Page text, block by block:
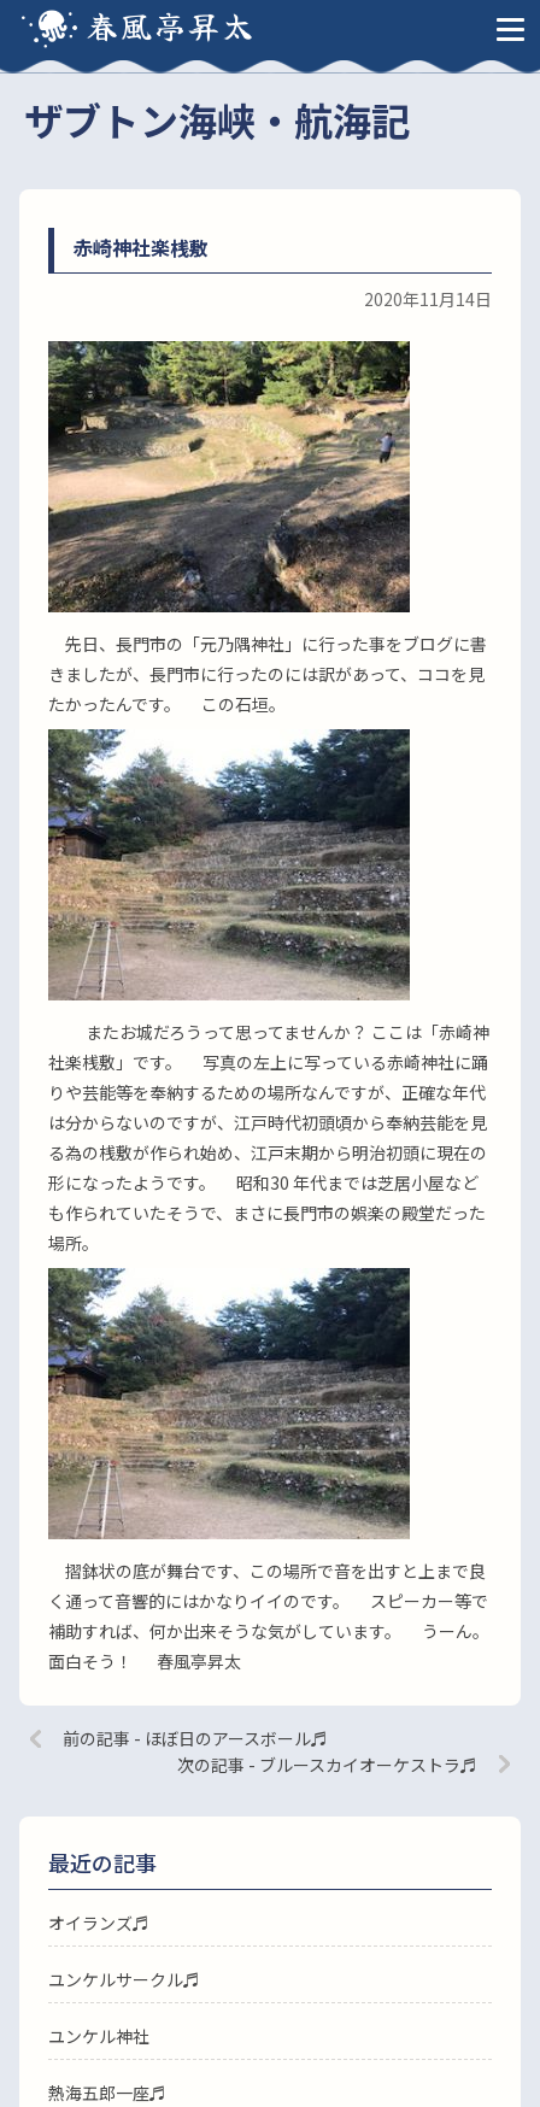
春風亭昇太
ザブトン海峡・航海記
赤崎神社楽桟敷
2020年11月14日
先日、長門市の「元乃隅神社」に行った事をブログに書
きましたが、長門市に行ったのには訳があって、ココを見
たかったんです。 この石垣。
またお城だろうって思ってませんか？ ここは「赤崎神
社楽桟敷」です。 写真の左上に写っている赤崎神社に踊
りや芸能等を奉納するための場所なんですが、正確な年代
は分からないのですが、江戸時代初頭頃から奉納芸能を見
る為の桟敷が作られ始め、江戸末期から明治初頭に現在の
形になったようです。 昭和30 年代までは芝居小屋など
も作られていたそうで、まさに長門市の娯楽の殿堂だった
場所。
摺鉢状の底が舞台です、この場所で音を出すと上まで良
く通って音響的にはかなりイイのです。 スピーカー等で
補助すれば、何か出来そうな気がしています。 うーん。
面白そう！ 春風亭昇太
前の記事 - ほぼ日のアースボール♬
次の記事 - ブルースカイオーケストラ♬
最近の記事
オイランズ♬
ユンケルサークル♬
ユンケル神社
熱海五郎一座♬